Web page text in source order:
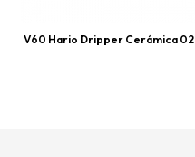
V60 Hario Dripper Cerámica 02